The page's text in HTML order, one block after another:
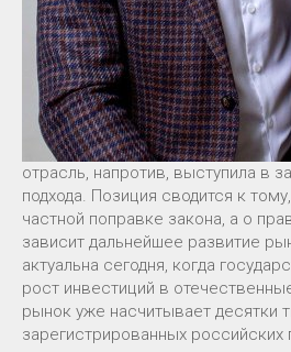
отрасль, напротив, выступила в
подхода. Позиция сводится к
частной поправке закона, а о
зависит дальнейшее развитие
актуальна сегодня, когда
рост инвестиций в
рынок уже насчитывает десятки
зарегистрированных российских